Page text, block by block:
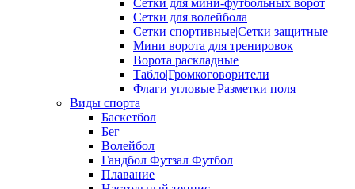
Сетки для мини-футбольных ворот
Сетки для волейбола
Сетки спортивные|Сетки защитные
Мини ворота для тренировок
Ворота раскладные
Табло|Громкоговорители
Флаги угловые|Разметки поля
Виды спорта
Баскетбол
Бег
Волейбол
Гандбол Футзал Футбол
Плавание